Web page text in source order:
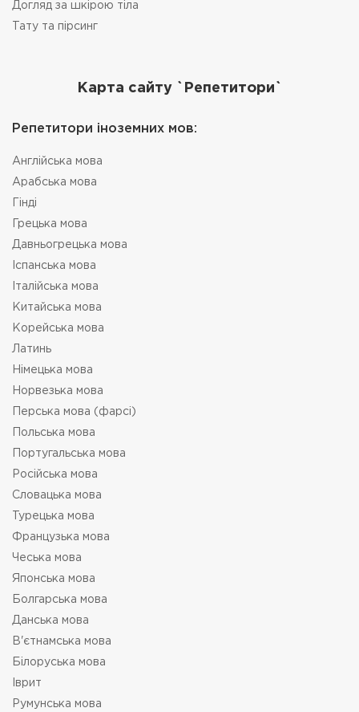
Догляд за шкірою тіла
Тату та пірсинг
Карта сайту `Репетитори`
Репетитори іноземних мов:
Англійська мова
Арабська мова
Гінді
Грецька мова
Давньогрецька мова
Іспанська мова
Італійська мова
Китайська мова
Корейська мова
Латинь
Німецька мова
Норвезька мова
Перська мова (фарсі)
Польська мова
Португальська мова
Російська мова
Словацька мова
Турецька мова
Французька мова
Чеська мова
Японська мова
Болгарська мова
Данська мова
В'єтнамська мова
Білоруська мова
Іврит
Румунська мова